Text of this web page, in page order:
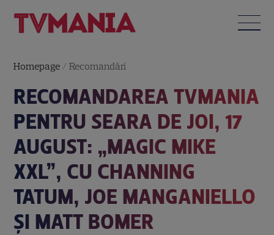
Homepage /Recomandări
RECOMANDAREA TVMANIA
PENTRU SEARA DE JOI, 17
AUGUST: „MAGIC MIKE
XXL”, CU CHANNING
TATUM, JOE MANGANIELLO
ȘI MATT BOMER